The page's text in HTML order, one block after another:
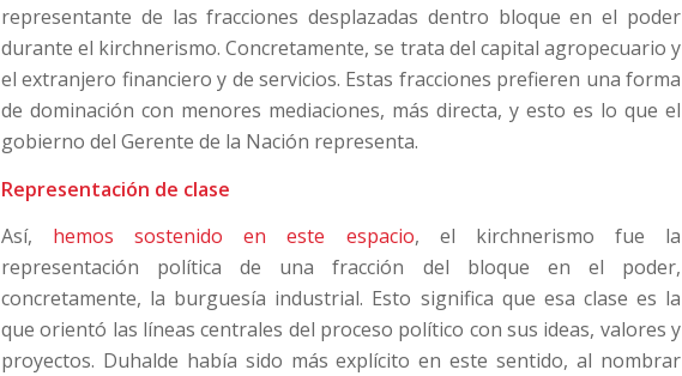
representante de las fracciones desplazadas dentro bloque en el poder
durante el kirchnerismo. Concretamente, se trata del capital agropecuario y
el extranjero financiero y de servicios. Estas fracciones prefieren una forma
de dominación con menores mediaciones, más directa, y esto es lo que el
gobierno del Gerente de la Nación representa.
Representación de clase
Así, hemos sostenido en este espacio, el kirchnerismo fue la
representación política de una fracción del bloque en el poder,
concretamente, la burguesía industrial. Esto significa que esa clase es la
que orientó las líneas centrales del proceso político con sus ideas, valores y
proyectos. Duhalde había sido más explícito en este sentido, al nombrar